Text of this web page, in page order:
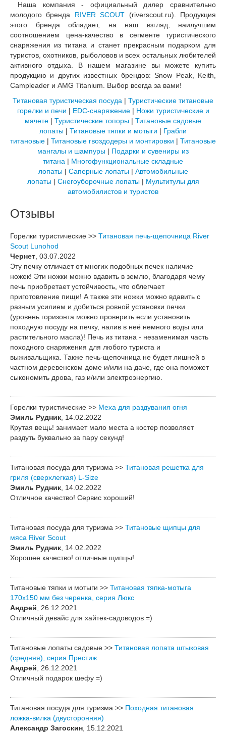
Наша компания - официальный дилер сравнительно
молодого бренда RIVER SCOUT (riverscout.ru). Продукция
этого бренда обладает, на наш взгляд, наилучшим
соотношением цена-качество в сегменте туристического
снаряжения из титана и станет прекрасным подарком для
туристов, охотников, рыболовов и всех остальных любителей
активного отдыха. В нашем магазине вы можете купить
продукцию и других известных брендов: Snow Peak, Keith,
Campleader и AMG Titanium. Выбор всегда за вами!
Титановая туристическая посуда | Туристические титановые
горелки и печи | EDC-снаряжение| Ножи туристические и
мачете | Туристические топоры | Титановые садовые
лопаты | Титановые тяпки и мотыги | Грабли
титановые | Титановые гвоздодеры и монтировки | Титановые
мангалы и шампуры | Подарки и сувениры из
титана | Многофункциональные складные
лопаты| Саперные лопаты| Автомобильные
лопаты| Снегоуборочные лопаты| Мультитулы для
автомобилистов и туристов
Отзывы
Горелки туристические >> Титановая печь-щепочница River
Scout Lunohod
Чернет, 03.07.2022
Эту печку отличает от многих подобных печек наличие
ножек! Эти ножки можно вдавить в землю, благодаря чему
печь приобретает устойчивость, что облегчает
приготовление пищи! А также эти ножки можно вдавить с
разным усилием и добиться ровной установки печки
(уровень горизонта можно проверить если установить
походную посуду на печку, налив в неё немного воды или
растительного масла)! Печь из титана - незаменимая часть
походного снаряжения для любого туриста и
выживальщика. Также печь-щепочница не будет лишней в
частном деревенском доме и/или на даче, где она поможет
сыкономить дрова, газ и/или электроэнергию.
Горелки туристические >> Меха для раздувания огня
Эмиль Рудник, 14.02.2022
Крутая вещь! занимает мало места а костер позволяет
раздуть буквально за пару секунд!
Титановая посуда для туризма >> Титановая решетка для
гриля (сверхлегкая) L-Size
Эмиль Рудник, 14.02.2022
Отличное качество! Сервис хороший!
Титановая посуда для туризма >> Титановые щипцы для
мяса River Scout
Эмиль Рудник, 14.02.2022
Хорошее качество! отличные щипцы!
Титановые тяпки и мотыги >> Титановая тяпка-мотыга
170х150 мм без черенка, серия Люкс
Андрей, 26.12.2021
Отличный девайс для хайтек-садоводов =)
Титановые лопаты садовые >> Титановая лопата штыковая
(средняя), серия Престиж
Андрей, 26.12.2021
Отличный подарок шефу =)
Титановая посуда для туризма >> Походная титановая
ложка-вилка (двусторонняя)
Александр Загоскин, 15.12.2021